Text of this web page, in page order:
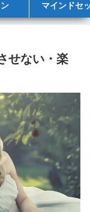
マインドセ
せない・楽